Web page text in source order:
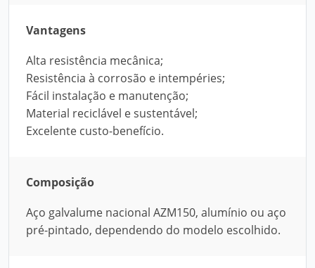
Vantagens
Alta resistência mecânica;
Resistência à corrosão e intempéries;
Fácil instalação e manutenção;
Material reciclável e sustentável;
Excelente custo-benefício.
Composição
Aço galvalume nacional AZM150, alumínio ou aço
pré-pintado, dependendo do modelo escolhido.